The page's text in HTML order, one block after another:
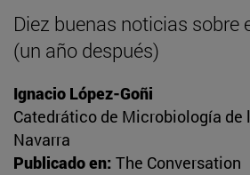
Diez buenas noticias sobre
(un año después)
Ignacio López-Goñi
Catedrático de Microbiología de
Navarra
Publicado en: The Conversation